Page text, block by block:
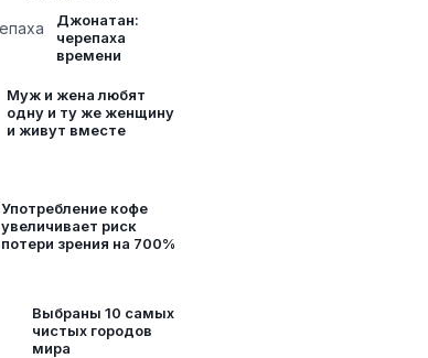
Джонатан:
черепаха
времени
Муж и жена любят
одну и ту же женщину
и живут вместе
Употребление кофе
увеличивает риск
потери зрения на 700%
Выбраны 10 самых
чистых городов
мира